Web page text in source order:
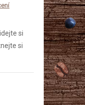
si
si